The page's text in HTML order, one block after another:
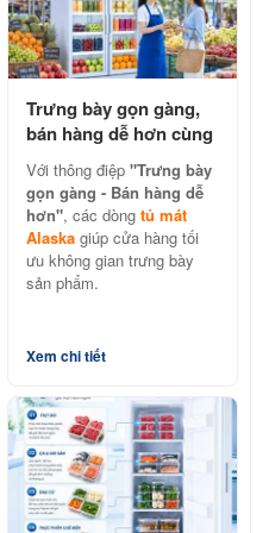
Trưng bày gọn gàng,
bán hàng dễ hơn cùng
tủ mát Alaska chính
hãng
Với thông điệp "Trưng bày
gọn gàng - Bán hàng dễ
hơn", các dòng tủ mát
Alaska giúp cửa hàng tối
ưu không gian trưng bày
sản phẩm.
Xem chi tiết